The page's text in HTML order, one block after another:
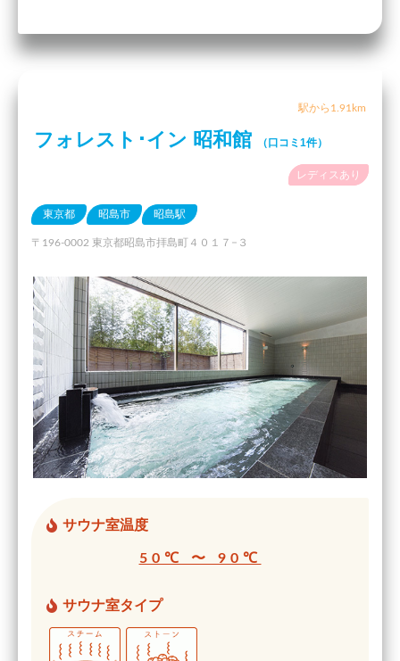
駅から1.91km
フォレスト･イン 昭和館 （口コミ1件）
レディスあり
東京都 昭島市 昭島駅
〒196-0002 東京都昭島市拝島町４０１７−３
サウナ室温度
50℃ 〜 90℃
サウナ室タイプ